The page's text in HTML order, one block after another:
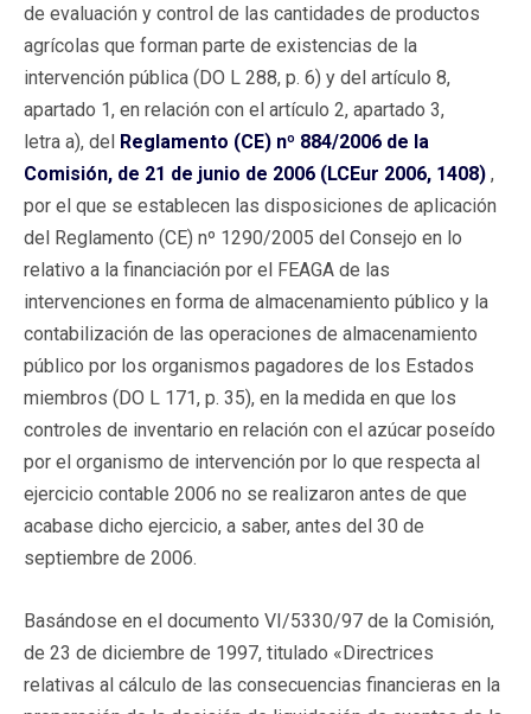
de evaluación y control de las cantidades de productos
agrícolas que forman parte de existencias de la
intervención pública (DO L 288, p. 6) y del artículo 8,
apartado 1, en relación con el artículo 2, apartado 3,
letra a), del Reglamento (CE) nº 884/2006 de la
Comisión, de 21 de junio de 2006 (LCEur 2006, 1408) ,
por el que se establecen las disposiciones de aplicación
del Reglamento (CE) nº 1290/2005 del Consejo en lo
relativo a la financiación por el FEAGA de las
intervenciones en forma de almacenamiento público y la
contabilización de las operaciones de almacenamiento
público por los organismos pagadores de los Estados
miembros (DO L 171, p. 35), en la medida en que los
controles de inventario en relación con el azúcar poseído
por el organismo de intervención por lo que respecta al
ejercicio contable 2006 no se realizaron antes de que
acabase dicho ejercicio, a saber, antes del 30 de
septiembre de 2006.
Basándose en el documento VI/5330/97 de la Comisión,
de 23 de diciembre de 1997, titulado «Directrices
relativas al cálculo de las consecuencias financieras en la